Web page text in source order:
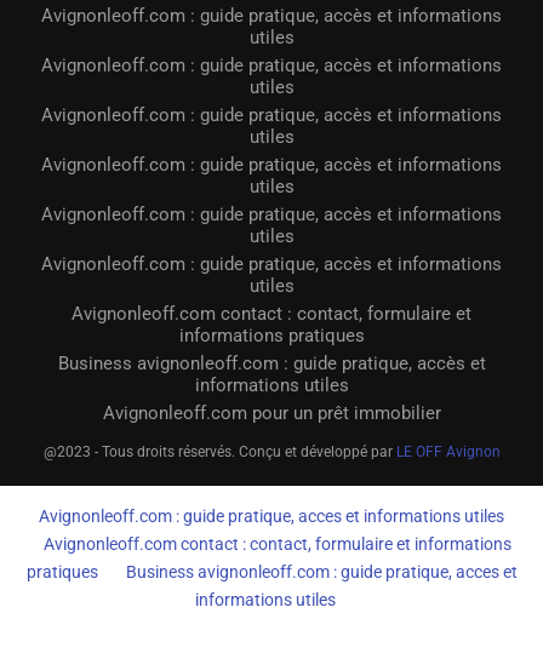
Avignonleoff.com : guide pratique, accès et informations
utiles
Avignonleoff.com : guide pratique, accès et informations
utiles
Avignonleoff.com : guide pratique, accès et informations
utiles
Avignonleoff.com : guide pratique, accès et informations
utiles
Avignonleoff.com : guide pratique, accès et informations
utiles
Avignonleoff.com : guide pratique, accès et informations
utiles
Avignonleoff.com contact : contact, formulaire et
informations pratiques
Business avignonleoff.com : guide pratique, accès et
informations utiles
Avignonleoff.com pour un prêt immobilier
@2023 - Tous droits réservés. Conçu et développé par LE OFF Avignon
Avignonleoff.com : guide pratique, acces et informations utiles
Avignonleoff.com contact : contact, formulaire et informations
pratiques
Business avignonleoff.com : guide pratique, acces et
informations utiles